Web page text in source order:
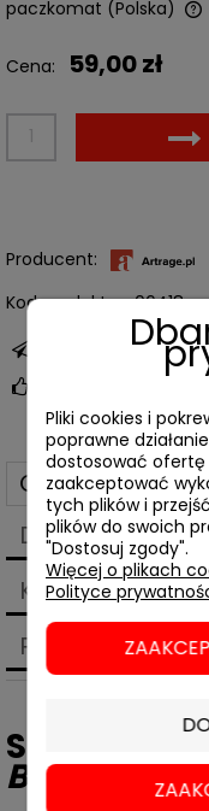
paczkomat (Polska)
Cena: 59,00 zł
Producent:
Kod produktu: 06418
zapytaj o produkt
Opis
Dane
Koszty dostawy
Cena nie zawiera
Produkty
Sebastian
Boga
Pliki cookies i
poprawne
dostosować ofertę
zaakceptować
tych plików i
plików do swoich
"Dostosuj zgody".
Więcej o plikach
Polityce